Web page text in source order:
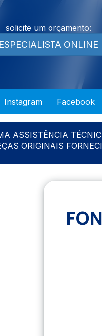
solicite um orçamento:
ESPECIALISTA ONLINE
Instagram Facebook
ASSISTÊNCIA
ORIGINAIS